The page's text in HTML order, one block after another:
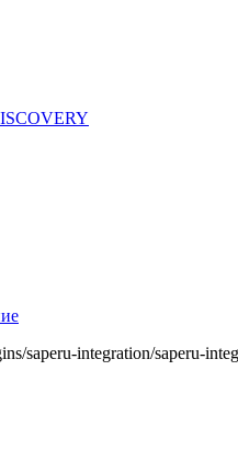
saperu-integration/saperu-